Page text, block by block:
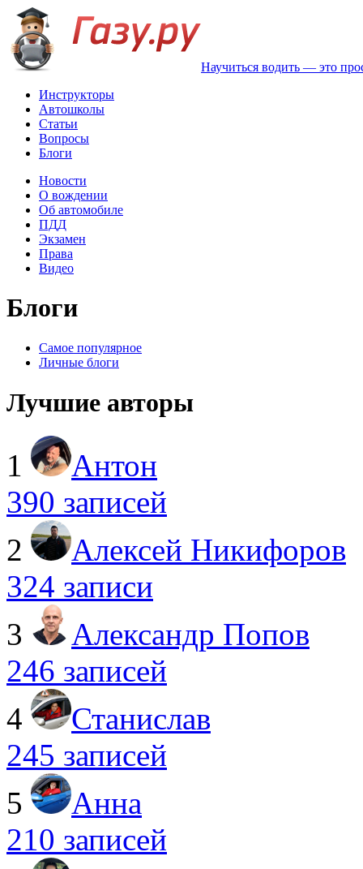
Научиться водить — это
Инструкторы
Автошколы
Статьи
Вопросы
Блоги
Новости
О вождении
Об автомобиле
ПДД
Экзамен
Права
Видео
Блоги
Самое популярное
Личные блоги
Лучшие авторы
1
Антон
390 записей
2
Алексей Никифоров
324 записи
3
Александр Попов
246 записей
4
Станислав
245 записей
5
Анна
210 записей